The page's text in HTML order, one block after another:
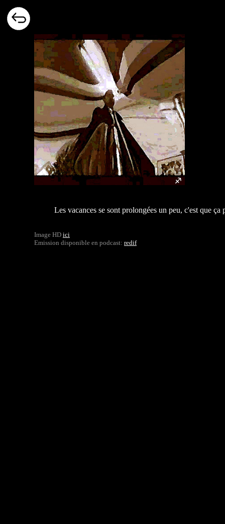
Les vacances se sont prolongées un peu, c'est que ça
Image HD ici
Emission disponible en podcast: redif